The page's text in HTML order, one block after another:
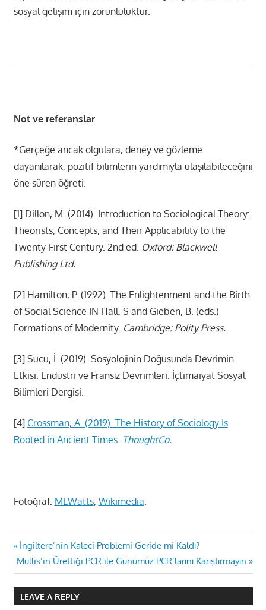
sosyal gelişim için zorunluluktur.
Not ve referanslar
*Gerçeğe ancak olgulara, deney ve gözleme
dayanılarak, pozitif bilimlerin yardımıyla ulaşılabileceğini
öne süren öğreti.
[1] Dillon, M. (2014). Introduction to Sociological Theory:
Theorists, Concepts, and Their Applicability to the
Twenty-First Century. 2nd ed. Oxford: Blackwell
Publishing Ltd.
[2] Hamilton, P. (1992). The Enlightenment and the Birth
of Social Science IN Hall, S and Gieben, B. (eds.)
Formations of Modernity. Cambridge: Polity Press.
[3] Sucu, İ. (2019). Sosyolojinin Doğuşunda Devrimin
Etkisi: Endüstri ve Fransız Devrimleri. İçtimaiyat Sosyal
Bilimleri Dergisi.
[4] Crossman, A. (2019). The History of Sociology Is
Rooted in Ancient Times. ThoughtCo.
Fotoğraf: MLWatts, Wikimedia.
Yazı
gezinmesi
Previous
Post:
İngiltere’nin Kaleci Problemi Geride mi Kaldı?
Next
Post:
Mullis’in Ürettiği PCR ile Günümüz PCR’larını Karıştırmayın
LEAVE A REPLY